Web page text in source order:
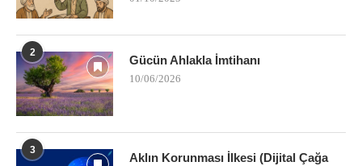
2
Gücün Ahlakla İmtihanı
10/06/2026
3
Aklın Korunması İlkesi (Dijital Çağa